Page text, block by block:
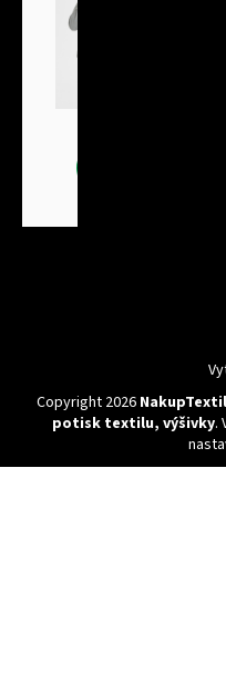
Copyright 2026
potisk textilu, výšivky.